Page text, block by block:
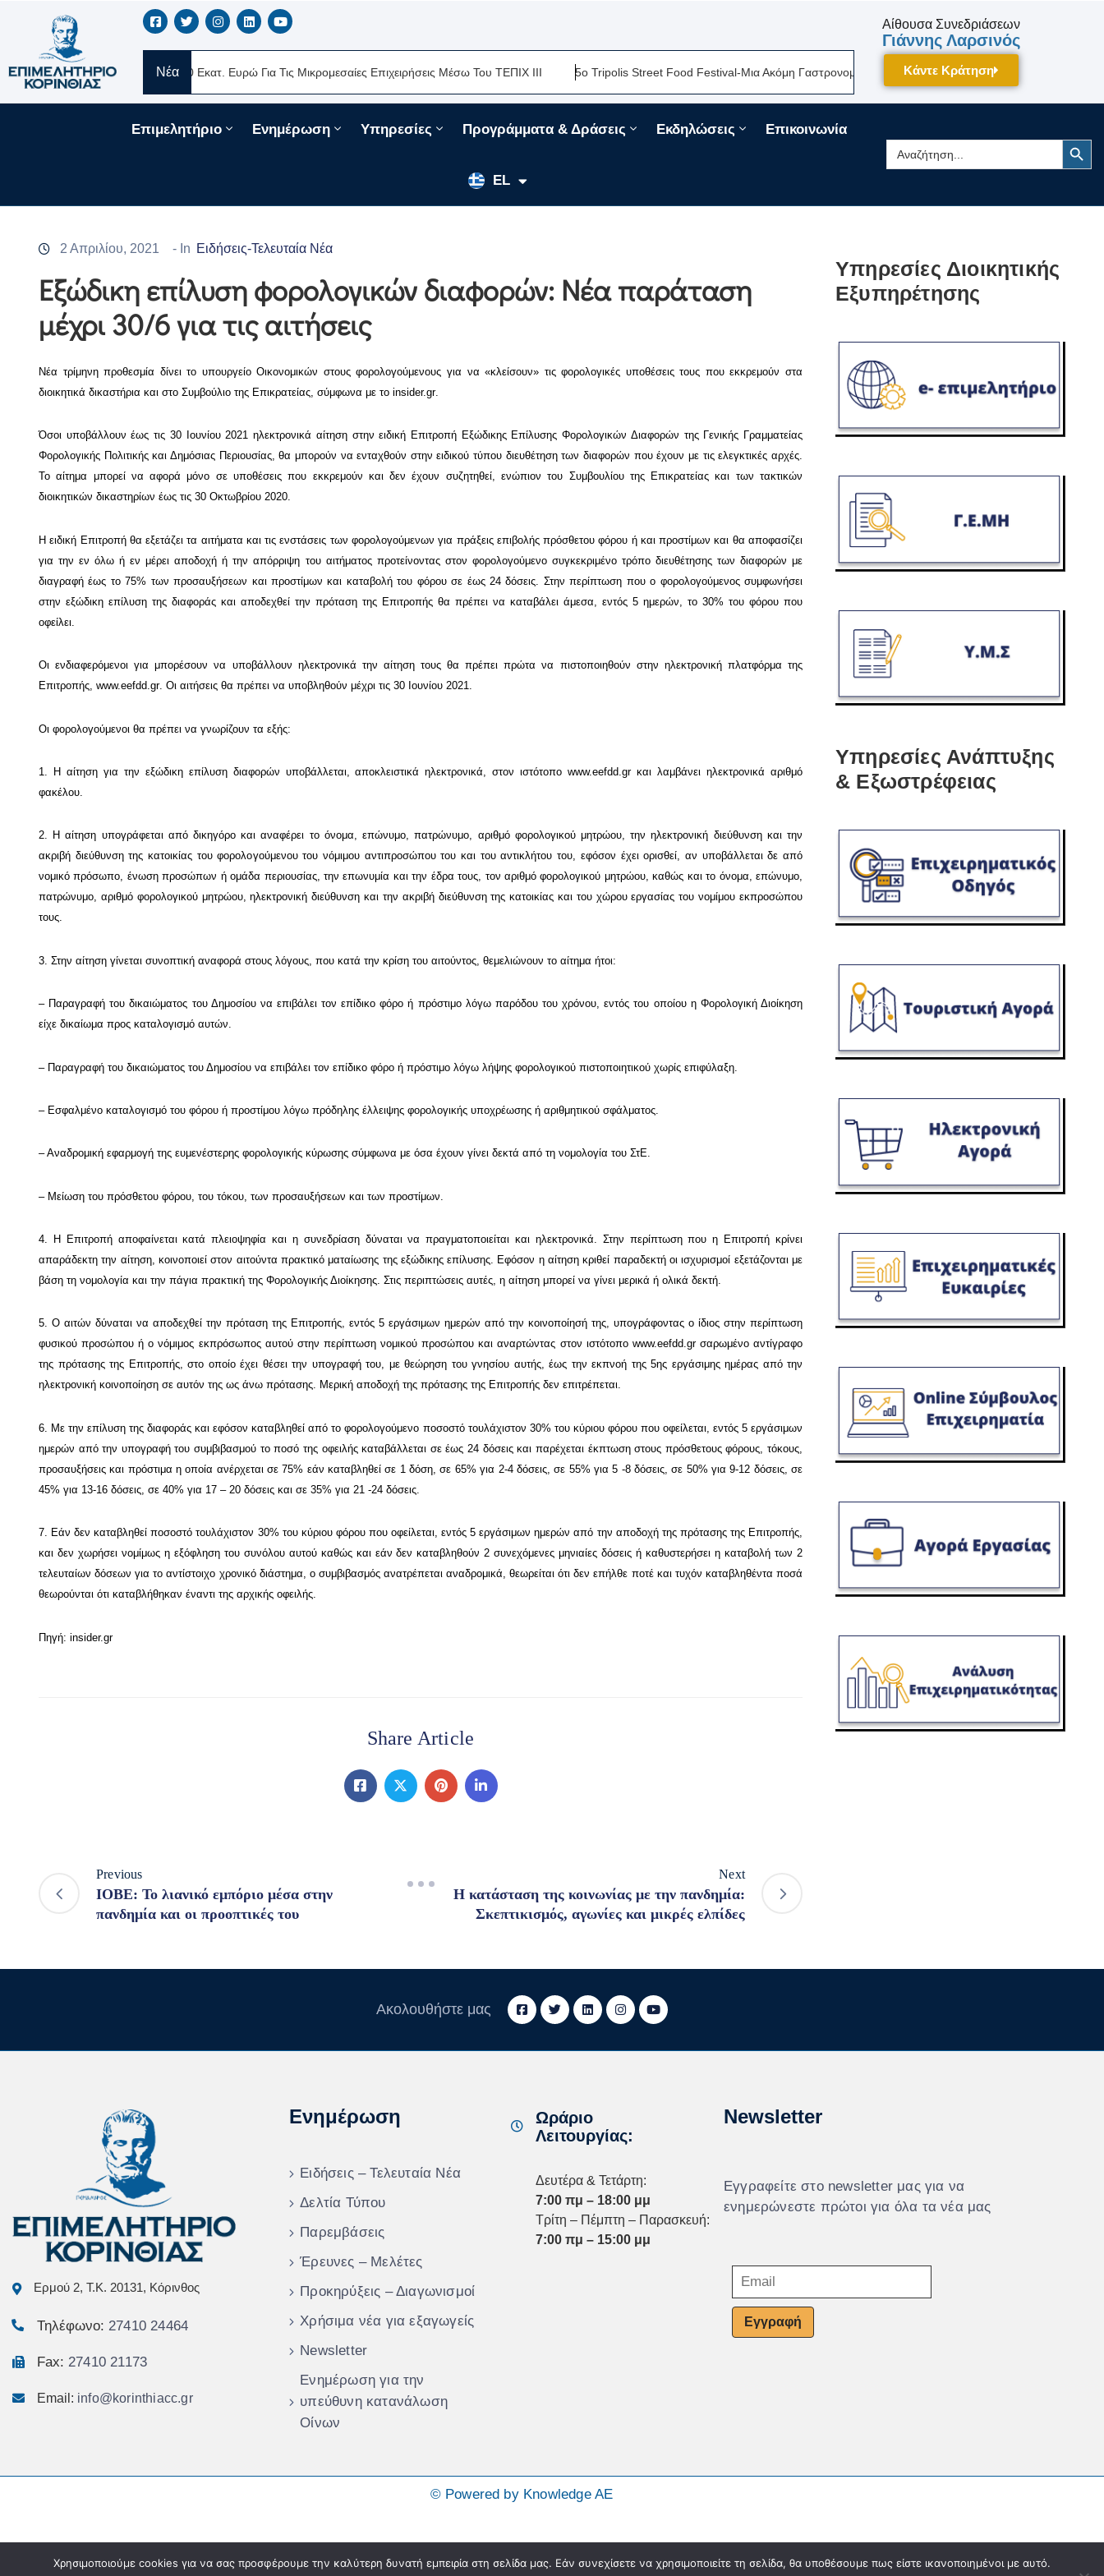
Νέα
Ελλάς Νέα Δάνεια 330 Εκατ. Ευρώ Για Τις Μικρομεσαίες Επιχειρήσεις Μέσω Του ΤΕΠΙΧ ΙΙΙ 5ο Tripolis Street Food Festival-Μια Ακόμη Γαστρονομική Γιορτή Της Πελοποννήσου Δίνει Ραντεβού Τον
Αίθουσα Συνεδριάσεων
Γιάννης Λαρσινός
Κάντε Κράτηση
Επιμελητήριο Ενημέρωση Υπηρεσίες Προγράμματα & Δράσεις Εκδηλώσεις Επικοινωνία
EL
EN
FR
Search
for:
Search Button
2 Απριλίου, 2021 - In Ειδήσεις-Τελευταία Νέα
Εξώδικη επίλυση φορολογικών διαφορών: Νέα παράταση
μέχρι 30/6 για τις αιτήσεις
Νέα τρίμηνη προθεσμία δίνει το υπουργείο Οικονομικών στους φορολογούμενους για να «κλείσουν» τις φορολογικές υποθέσεις τους που εκκρεμούν στα
διοικητικά δικαστήρια και στο Συμβούλιο της Επικρατείας, σύμφωνα με το insider.gr.
Όσοι υποβάλλουν έως τις 30 Ιουνίου 2021 ηλεκτρονικά αίτηση στην ειδική Επιτροπή Εξώδικης Επίλυσης Φορολογικών Διαφορών της Γενικής Γραμματείας
Φορολογικής Πολιτικής και Δημόσιας Περιουσίας, θα μπορούν να ενταχθούν στην ειδικού τύπου διευθέτηση των διαφορών που έχουν με τις ελεγκτικές αρχές.
Το αίτημα μπορεί να αφορά μόνο σε υποθέσεις που εκκρεμούν και δεν έχουν συζητηθεί, ενώπιον του Συμβουλίου της Επικρατείας και των τακτικών
διοικητικών δικαστηρίων έως τις 30 Οκτωβρίου 2020.
Η ειδική Επιτροπή θα εξετάζει τα αιτήματα και τις ενστάσεις των φορολογούμενων για πράξεις επιβολής πρόσθετου φόρου ή και προστίμων και θα αποφασίζει
για την εν όλω ή εν μέρει αποδοχή ή την απόρριψη του αιτήματος προτείνοντας στον φορολογούμενο συγκεκριμένο τρόπο διευθέτησης των διαφορών με
διαγραφή έως το 75% των προσαυξήσεων και προστίμων και καταβολή του φόρου σε έως 24 δόσεις. Στην περίπτωση που ο φορολογούμενος συμφωνήσει
στην εξώδικη επίλυση της διαφοράς και αποδεχθεί την πρόταση της Επιτροπής θα πρέπει να καταβάλει άμεσα, εντός 5 ημερών, το 30% του φόρου που
οφείλει.
Οι ενδιαφερόμενοι για μπορέσουν να υποβάλλουν ηλεκτρονικά την αίτηση τους θα πρέπει πρώτα να πιστοποιηθούν στην ηλεκτρονική πλατφόρμα της
Επιτροπής, www.eefdd.gr. Οι αιτήσεις θα πρέπει να υποβληθούν μέχρι τις 30 Ιουνίου 2021.
Οι φορολογούμενοι θα πρέπει να γνωρίζουν τα εξής:
1. Η αίτηση για την εξώδικη επίλυση διαφορών υποβάλλεται, αποκλειστικά ηλεκτρονικά, στον ιστότοποwww.eefdd.grκαι λαμβάνει ηλεκτρονικά αριθμό
φακέλου.
2. Η αίτηση υπογράφεται από δικηγόρο και αναφέρει το όνομα, επώνυμο, πατρώνυμο, αριθμό φορολογικού μητρώου, την ηλεκτρονική διεύθυνση και την
ακριβή διεύθυνση της κατοικίας του φορολογούμενου του νόμιμου αντιπροσώπου του και του αντικλήτου του, εφόσον έχει ορισθεί, αν υποβάλλεται δε από
νομικό πρόσωπο, ένωση προσώπων ή ομάδα περιουσίας, την επωνυμία και την έδρα τους, τον αριθμό φορολογικού μητρώου, καθώς και το όνομα, επώνυμο,
πατρώνυμο, αριθμό φορολογικού μητρώου, ηλεκτρονική διεύθυνση και την ακριβή διεύθυνση της κατοικίας και του χώρου εργασίας του νομίμου εκπροσώπου
τους.
3. Στην αίτηση γίνεται συνοπτική αναφορά στους λόγους, που κατά την κρίση του αιτούντος, θεμελιώνουν το αίτημα ήτοι:
– Παραγραφή του δικαιώματος του Δημοσίου να επιβάλει τον επίδικο φόρο ή πρόστιμο λόγω παρόδου του χρόνου, εντός του οποίου η Φορολογική Διοίκηση
είχε δικαίωμα προς καταλογισμό αυτών.
– Παραγραφή του δικαιώματος του Δημοσίου να επιβάλει τον επίδικο φόρο ή πρόστιμο λόγω λήψης φορολογικού πιστοποιητικού χωρίς επιφύλαξη.
– Εσφαλμένο καταλογισμό του φόρου ή προστίμου λόγω πρόδηλης έλλειψης φορολογικής υποχρέωσης ή αριθμητικού σφάλματος.
– Αναδρομική εφαρμογή της ευμενέστερης φορολογικής κύρωσης σύμφωνα με όσα έχουν γίνει δεκτά από τη νομολογία του ΣτΕ.
– Μείωση του πρόσθετου φόρου, του τόκου, των προσαυξήσεων και των προστίμων.
4. Η Επιτροπή αποφαίνεται κατά πλειοψηφία και η συνεδρίαση δύναται να πραγματοποιείται και ηλεκτρονικά. Στην περίπτωση που η Επιτροπή κρίνει
απαράδεκτη την αίτηση, κοινοποιεί στον αιτούντα πρακτικό ματαίωσης της εξώδικης επίλυσης. Εφόσον η αίτηση κριθεί παραδεκτή οι ισχυρισμοί εξετάζονται με
βάση τη νομολογία και την πάγια πρακτική της Φορολογικής Διοίκησης. Στις περιπτώσεις αυτές, η αίτηση μπορεί να γίνει μερικά ή ολικά δεκτή.
5. Ο αιτών δύναται να αποδεχθεί την πρόταση της Επιτροπής, εντός 5 εργάσιμων ημερών από την κοινοποίησή της, υπογράφοντας ο ίδιος στην περίπτωση
φυσικού προσώπου ή ο νόμιμος εκπρόσωπος αυτού στην περίπτωση νομικού προσώπου και αναρτώντας στον ιστότοπο www.eefdd.grσαρωμένο αντίγραφο
της πρότασης της Επιτροπής, στο οποίο έχει θέσει την υπογραφή του, με θεώρηση του γνησίου αυτής, έως την εκπνοή της 5ης εργάσιμης ημέρας από την
ηλεκτρονική κοινοποίηση σε αυτόν της ως άνω πρότασης. Μερική αποδοχή της πρότασης της Επιτροπής δεν επιτρέπεται.
6. Με την επίλυση της διαφοράς και εφόσον καταβληθεί από το φορολογούμενο ποσοστό τουλάχιστον 30% του κύριου φόρου που οφείλεται, εντός 5 εργάσιμων
ημερών από την υπογραφή του συμβιβασμού το ποσό της οφειλής καταβάλλεται σε έως 24 δόσεις και παρέχεται έκπτωση στους πρόσθετους φόρους, τόκους,
προσαυξήσεις και πρόστιμα η οποία ανέρχεται σε 75% εάν καταβληθεί σε 1 δόση, σε 65% για 2-4 δόσεις, σε 55% για 5 -8 δόσεις, σε 50% για 9-12 δόσεις, σε
45% για 13-16 δόσεις, σε 40% για 17 – 20 δόσεις και σε 35% για 21 -24 δόσεις.
7. Εάν δεν καταβληθεί ποσοστό τουλάχιστον 30% του κύριου φόρου που οφείλεται, εντός 5 εργάσιμων ημερών από την αποδοχή της πρότασης της Επιτροπής,
και δεν χωρήσει νομίμως η εξόφληση του συνόλου αυτού καθώς και εάν δεν καταβληθούν 2 συνεχόμενες μηνιαίες δόσεις ή καθυστερήσει η καταβολή των 2
τελευταίων δόσεων για το αντίστοιχο χρονικό διάστημα, ο συμβιβασμός ανατρέπεται αναδρομικά, θεωρείται ότι δεν επήλθε ποτέ και τυχόν καταβληθέντα ποσά
θεωρούνται ότι καταβλήθηκαν έναντι της αρχικής οφειλής.
Πηγή: insider.gr
Share Article
Previous
IOBE: Το λιανικό εμπόριο μέσα στην
πανδημία και οι προοπτικές του
Next
Η κατάσταση της κοινωνίας με την πανδημία:
Σκεπτικισμός, αγωνίες και μικρές ελπίδες
Υπηρεσίες Διοικητικής
Εξυπηρέτησης
Υπηρεσίες Ανάπτυξης
& Εξωστρέφειας
Ακολουθήστε μας
Ερμού 2, Τ.Κ. 20131, Κόρινθος
Τηλέφωνο: 27410 24464
Fax: 27410 21173
Email: info@korinthiacc.gr
Ενημέρωση
Ειδήσεις – Τελευταία Νέα
Δελτία Τύπου
Παρεμβάσεις
Έρευνες – Μελέτες
Προκηρύξεις – Διαγωνισμοί
Χρήσιμα νέα για εξαγωγείς
Newsletter
Ενημέρωση για την
υπεύθυνη κατανάλωση
Οίνων
Ωράριο
Λειτουργίας:
Δευτέρα & Τετάρτη:
7:00 πμ – 18:00 μμ
Τρίτη – Πέμπτη – Παρασκευή:
7:00 πμ – 15:00 μμ
Newsletter
Εγγραφείτε στο newsletter μας για να
ενημερώνεστε πρώτοι για όλα τα νέα μας
Εγγραφή
© Powered by Knowledge AE
Χρησιμοποιούμε cookies για να σας προσφέρουμε την καλύτερη δυνατή εμπειρία στη σελίδα μας. Εάν συνεχίσετε να χρησιμοποιείτε τη σελίδα, θα υποθέσουμε πως είστε ικανοποιημένοι με αυτό.